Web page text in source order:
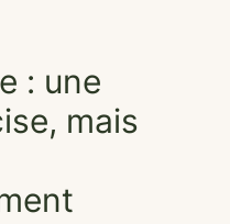
: une
mais